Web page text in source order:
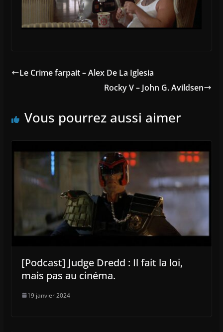
Le Crime farpait – Alex De La Iglesia
Rocky V – John G. Avildsen
Vous pourrez aussi aimer
[Podcast] Judge Dredd : Il fait la loi,
mais pas au cinéma.
19 janvier 2024